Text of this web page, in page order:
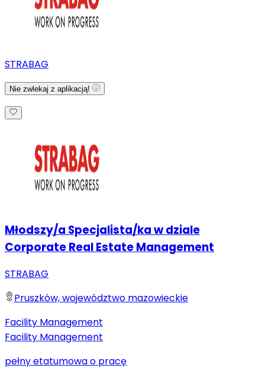
STRABAG
Nie zwlekaj z aplikacją!
Młodszy/a Specjalista/ka w dziale
Corporate Real Estate Management
STRABAG
Pruszków, województwo mazowieckie
Facility Management
Facility Management
pełny etatumowa o pracę